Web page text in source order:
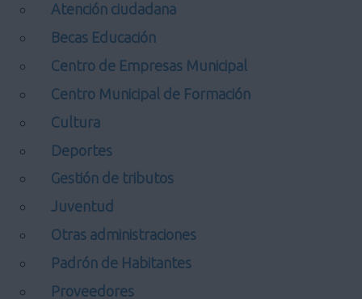
Atención ciudadana
Becas Educación
Centro de Empresas Municipal
Centro Municipal de Formación
Cultura
Deportes
Gestión de tributos
Juventud
Otras administraciones
Padrón de Habitantes
Proveedores